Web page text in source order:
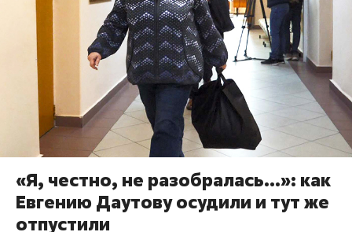
«Я, честно, не разобралась…»: как
Евгению Даутову осудили и тут же
отпустили